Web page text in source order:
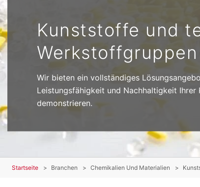
Kunststoffe und
Werkstoffgruppen
Wir bieten ein vollständiges
Leistungsfähigkeit und Nachhaltigkeit
demonstrieren.
Startseite Branchen Chemikalien Und Materialien